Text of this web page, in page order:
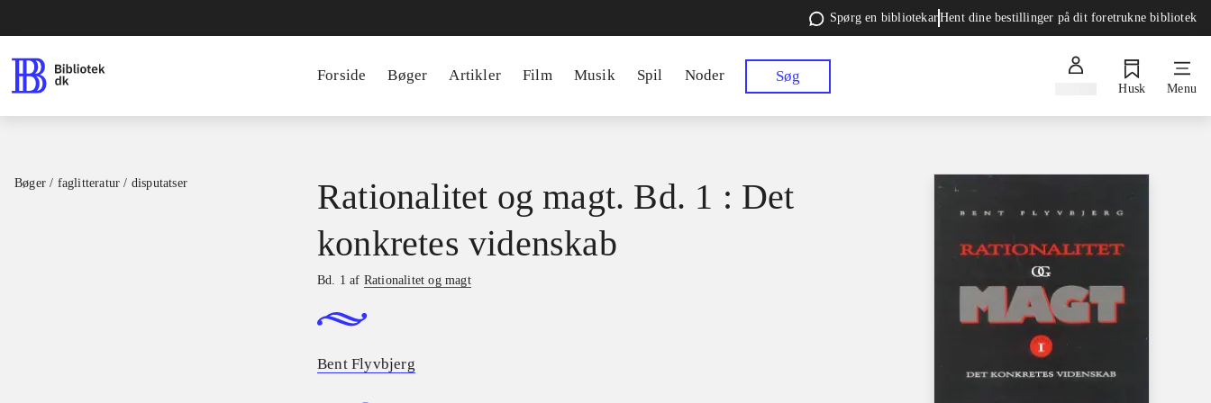
Spørg en bibliotekarHent dine bestillinger på dit foretrukne bibliotek
Forside Bøger Artikler Film Musik Spil Noder Søg
Husk Menu
Bøger / faglitteratur / disputatser
Rationalitet og magt. Bd. 1 : Det
konkretes videnskab
Bd. 1 af Rationalitet og magt
Bent Flyvbjerg